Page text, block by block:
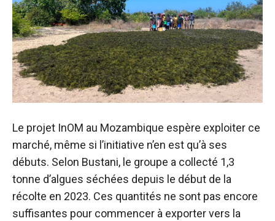
Le projet InOM au Mozambique espère exploiter ce
marché, même si l’initiative n’en est qu’à ses
débuts. Selon Bustani, le groupe a collecté 1,3
tonne d’algues séchées depuis le début de la
récolte en 2023. Ces quantités ne sont pas encore
suffisantes pour commencer à exporter vers la